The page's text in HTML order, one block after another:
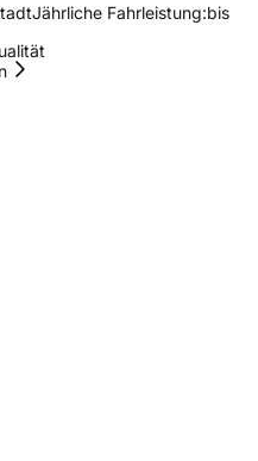
Jährliche Fahrleistung:bis